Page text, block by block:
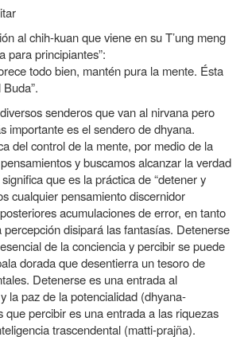
al chih-kuan que viene en su T’ung meng
para principiantes”:
todo bien, mantén pura la mente. Ésta
senderos que van al nirvana pero
importante es el sendero de dhyana.
del control de la mente, por medio de la
y buscamos alcanzar la verdad
que es la práctica de “detener y
cualquier pensamiento discernidor
acumulaciones de error, en tanto
disipará las fantasías. Detenerse
de la conciencia y percibir se puede
dorada que desentierra un tesoro de
Detenerse es una entrada al
la paz de la potencialidad (dhyana-
que percibir es una entrada a las riquezas
trascendental (matti-prajña).